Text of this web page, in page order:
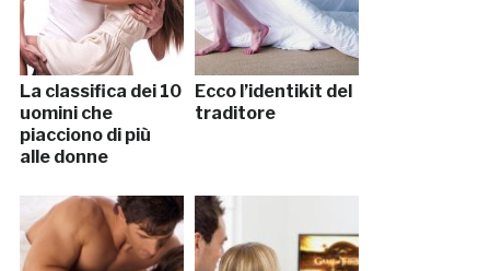
La classifica dei 10
uomini che
piacciono di più
alle donne
Ecco l’identikit del
traditore